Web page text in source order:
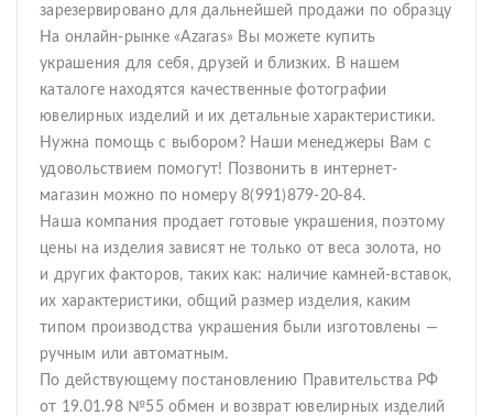
зарезервировано для дальнейшей продажи по образцу
На онлайн-рынке «Azaras» Вы можете купить
украшения для себя, друзей и близких. В нашем
каталоге находятся качественные фотографии
ювелирных изделий и их детальные характеристики.
Нужна помощь с выбором? Наши менеджеры Вам с
удовольствием помогут! Позвонить в интернет-
магазин можно по номеру 8(991)879-20-84.
Наша компания продает готовые украшения, поэтому
цены на изделия зависят не только от веса золота, но
и других факторов, таких как: наличие камней-вставок,
их характеристики, общий размер изделия, каким
типом производства украшения были изготовлены —
ручным или автоматным.
По действующему постановлению Правительства РФ
от 19.01.98 №55 обмен и возврат ювелирных изделий